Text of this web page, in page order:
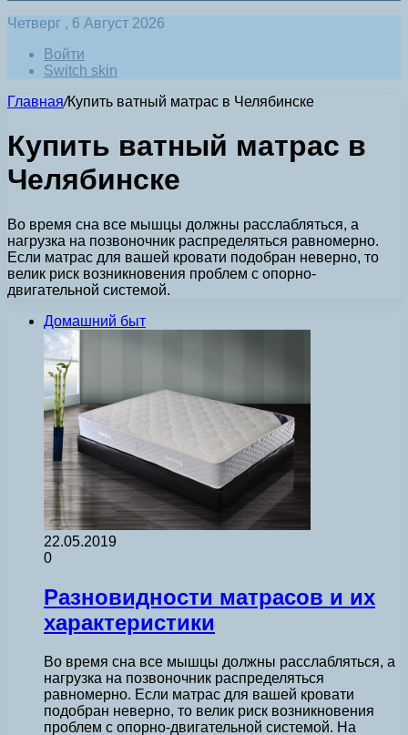
Четверг , 6 Август 2026
Войти
Switch skin
Главная/Купить ватный матрас в Челябинске
Купить ватный матрас в
Челябинске
Во время сна все мышцы должны расслабляться, а
нагрузка на позвоночник распределяться равномерно.
Если матрас для вашей кровати подобран неверно, то
велик риск возникновения проблем с опорно-
двигательной системой.
Домашний быт
22.05.2019
0
Разновидности матрасов и их
характеристики
Во время сна все мышцы должны расслабляться, а
нагрузка на позвоночник распределяться
равномерно. Если матрас для вашей кровати
подобран неверно, то велик риск возникновения
проблем с опорно-двигательной системой. На